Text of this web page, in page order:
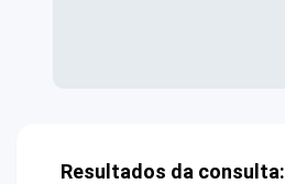
Resultados da consulta: